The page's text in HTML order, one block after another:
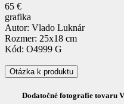
65 €
grafika
Autor: Vlado Luknár
Rozmer: 25x18 cm
Kód: O4999 G
Otázka k produktu
Dodatočné fotografie tovaru